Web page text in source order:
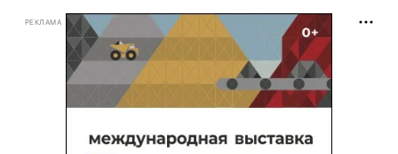
РЕКЛАМА